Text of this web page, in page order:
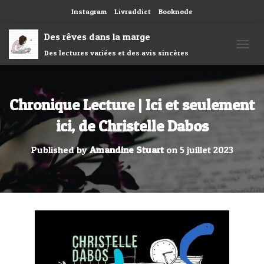
Instagram Livraddict Booknode
Des rêves dans la marge
Des lectures variées et des avis sincères
Chronique Lecture | Ici et seulement
ici, de Christelle Dabos
Published byAmandine Stuarton 5 juillet 2023